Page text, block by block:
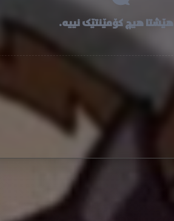
هێشتا هیچ کۆمێنتێک نییە.